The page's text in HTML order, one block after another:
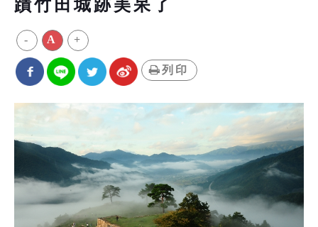
蹟竹田城跡美呆了
- A +
列印